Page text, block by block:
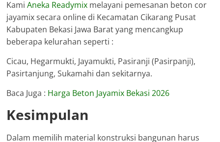
KamiAneka Readymix melayani pemesanan beton cor
jayamix secara online di Kecamatan Cikarang Pusat
Kabupaten Bekasi Jawa Barat yang mencangkup
beberapa kelurahan seperti :
Cicau, Hegarmukti, Jayamukti, Pasiranji (Pasirpanji),
Pasirtanjung, Sukamahi dan sekitarnya.
Baca Juga : Harga Beton Jayamix Bekasi 2026
Kesimpulan
Dalam memilih material konstruksi bangunan harus